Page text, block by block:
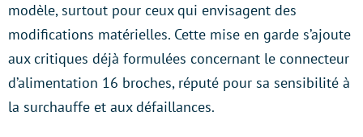
modèle, surtout pour ceux qui envisagent des
modifications matérielles. Cette mise en garde s’ajoute
aux critiques déjà formulées concernant le connecteur
d’alimentation 16 broches, réputé pour sa sensibilité à
la surchauffe et aux défaillances.